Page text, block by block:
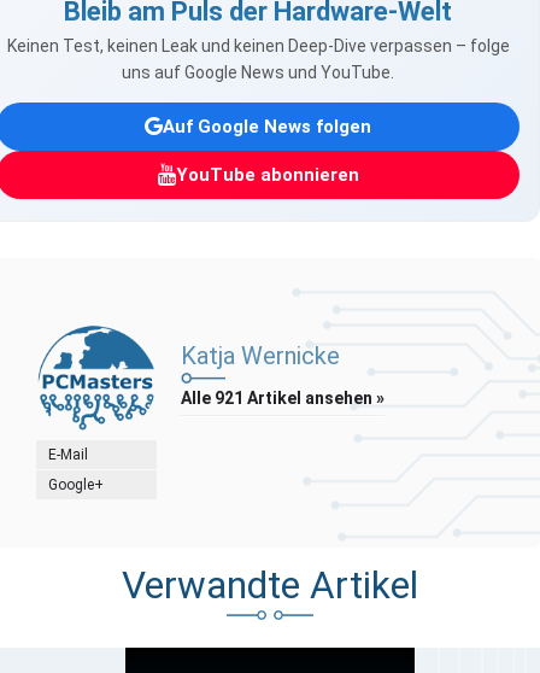
Bleib am Puls der Hardware-Welt
Keinen Test, keinen Leak und keinen Deep-Dive verpassen – folge
uns auf Google News und YouTube.
Auf Google News folgen
YouTube abonnieren
E-Mail
Google+
Katja Wernicke
Alle 921 Artikel ansehen »
Verwandte Artikel